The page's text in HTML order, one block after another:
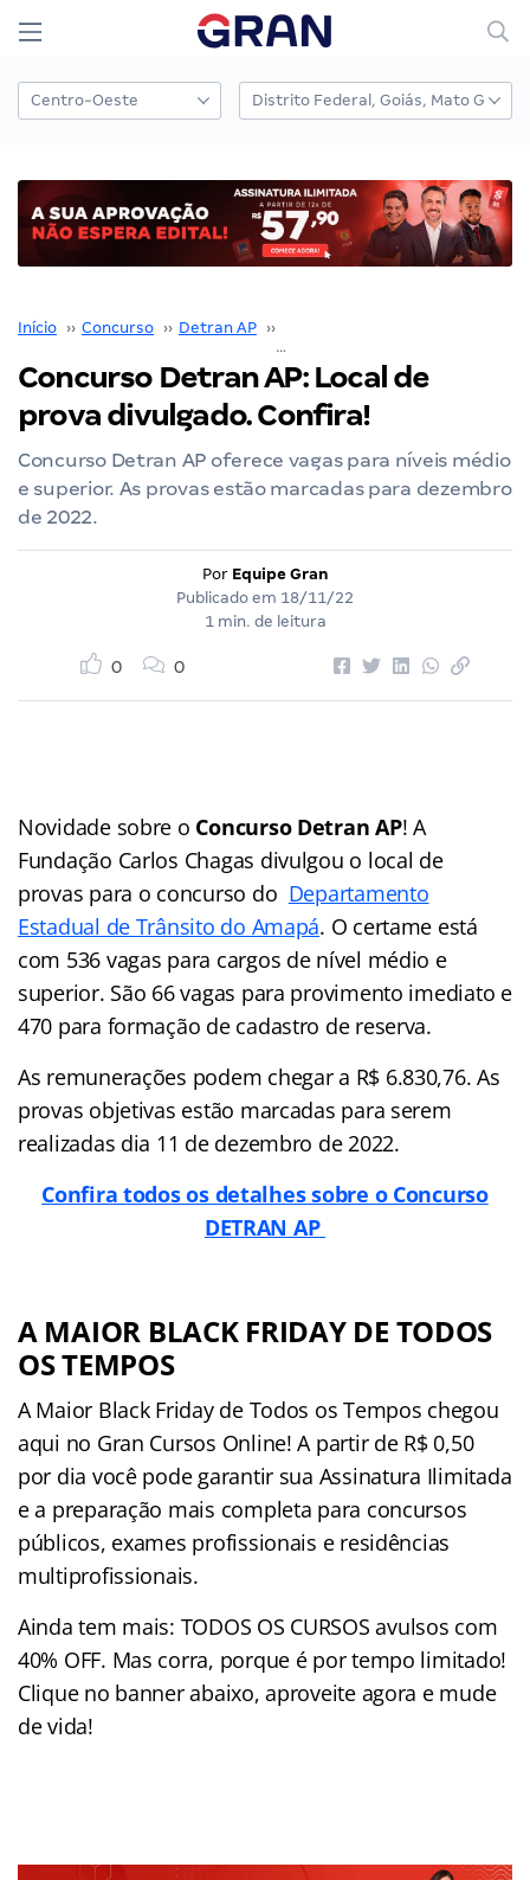
Início ›› Concurso ›› Detran AP ››
Concurso Detran AP: Local de
prova divulgado. Confira!
Concurso Detran AP oferece vagas para níveis médio
e superior. As provas estão marcadas para dezembro
de 2022.
Por Equipe Gran
Publicado em 18/11/22
1 min. de leitura
0 0
Novidade sobre o Concurso Detran AP! A
Fundação Carlos Chagas divulgou o local de
provas para o concurso do Departamento
Estadual de Trânsito do Amapá. O certame está
com 536 vagas para cargos de nível médio e
superior. São 66 vagas para provimento imediato e
470 para formação de cadastro de reserva.
As remunerações podem chegar a R$ 6.830,76. As
provas objetivas estão marcadas para serem
realizadas dia 11 de dezembro de 2022.
Confira todos os detalhes sobre o Concurso
DETRAN AP
A MAIOR BLACK FRIDAY DE TODOS
OS TEMPOS
A Maior Black Friday de Todos os Tempos chegou
aqui no Gran Cursos Online! A partir de R$ 0,50
por dia você pode garantir sua Assinatura Ilimitada
e a preparação mais completa para concursos
públicos, exames profissionais e residências
multiprofissionais.
Ainda tem mais: TODOS OS CURSOS avulsos com
40% OFF. Mas corra, porque é por tempo limitado!
Clique no banner abaixo, aproveite agora e mude
de vida!